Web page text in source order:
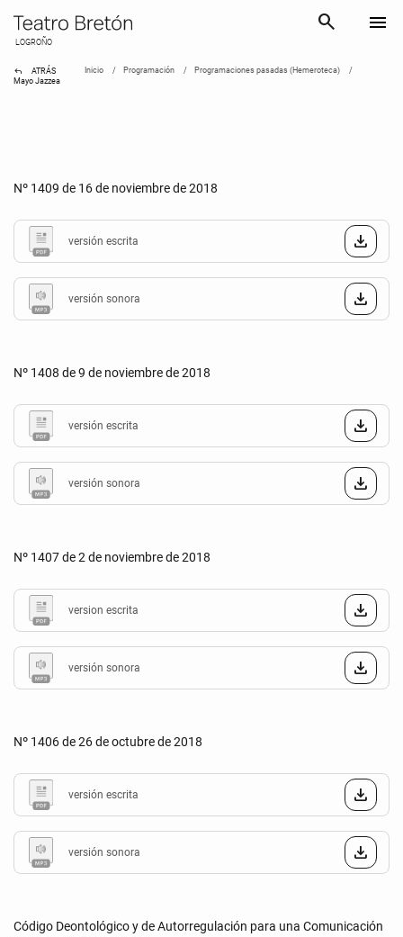
LOGROÑO
search menu
reply ATRÁS Inicio Programación
Programaciones pasadas (Hemeroteca)
Mayo Jazzea
Nº 1409 de 16 de noviembre de 2018
versión escrita
versión sonora
Nº 1408 de 9 de noviembre de 2018
versión escrita
versión sonora
Nº 1407 de 2 de noviembre de 2018
version escrita
versión sonora
Nº 1406 de 26 de octubre de 2018
versión escrita
versión sonora
Código Deontológico y de Autorregulación para una Comunicación